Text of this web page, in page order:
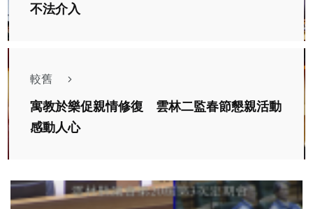
不法介入
較舊
寓教於樂促親情修復 雲林二監春節懇親活動
感動人心